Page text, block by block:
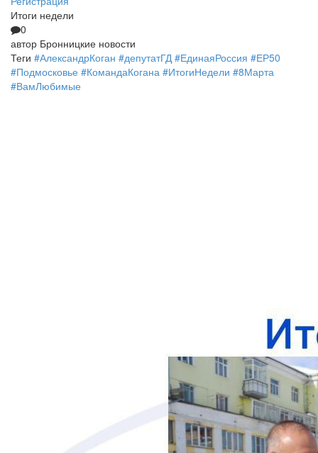
Итоги недели
0
автор Бронницкие новости
Теги #АлександрКоган #депутатГД #ЕдинаяРоссия #ЕР50
#Подмосковье #КомандаКогана #ИтогиНедели #8Марта
#ВамЛюбимые